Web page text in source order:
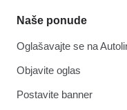
Naše ponude
Oglašavajte se na
Objavite oglas
Postavite banner